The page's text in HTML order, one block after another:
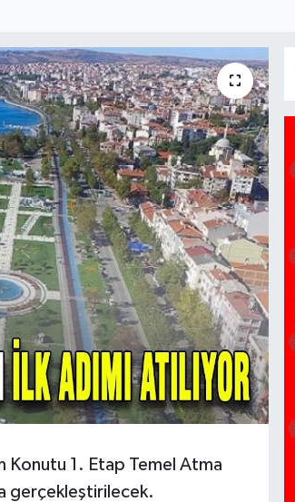
Konutu 1. Etap Temel Atma
gerçekleştirilecek.